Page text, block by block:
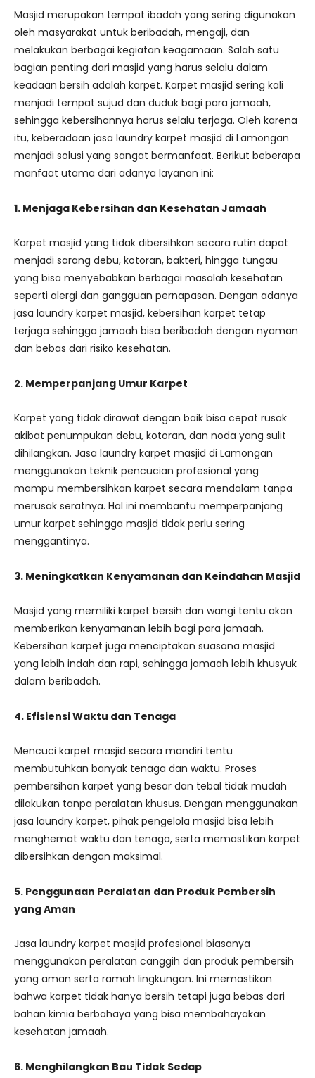
Masjid merupakan tempat ibadah yang sering digunakan
oleh masyarakat untuk beribadah, mengaji, dan
melakukan berbagai kegiatan keagamaan. Salah satu
bagian penting dari masjid yang harus selalu dalam
keadaan bersih adalah karpet. Karpet masjid sering kali
menjadi tempat sujud dan duduk bagi para jamaah,
sehingga kebersihannya harus selalu terjaga. Oleh karena
itu, keberadaan jasa laundry karpet masjid di Lamongan
menjadi solusi yang sangat bermanfaat. Berikut beberapa
manfaat utama dari adanya layanan ini:
1. Menjaga Kebersihan dan Kesehatan Jamaah
Karpet masjid yang tidak dibersihkan secara rutin dapat
menjadi sarang debu, kotoran, bakteri, hingga tungau
yang bisa menyebabkan berbagai masalah kesehatan
seperti alergi dan gangguan pernapasan. Dengan adanya
jasa laundry karpet masjid, kebersihan karpet tetap
terjaga sehingga jamaah bisa beribadah dengan nyaman
dan bebas dari risiko kesehatan.
2. Memperpanjang Umur Karpet
Karpet yang tidak dirawat dengan baik bisa cepat rusak
akibat penumpukan debu, kotoran, dan noda yang sulit
dihilangkan. Jasa laundry karpet masjid di Lamongan
menggunakan teknik pencucian profesional yang
mampu membersihkan karpet secara mendalam tanpa
merusak seratnya. Hal ini membantu memperpanjang
umur karpet sehingga masjid tidak perlu sering
menggantinya.
3. Meningkatkan Kenyamanan dan Keindahan Masjid
Masjid yang memiliki karpet bersih dan wangi tentu akan
memberikan kenyamanan lebih bagi para jamaah.
Kebersihan karpet juga menciptakan suasana masjid
yang lebih indah dan rapi, sehingga jamaah lebih khusyuk
dalam beribadah.
4. Efisiensi Waktu dan Tenaga
Mencuci karpet masjid secara mandiri tentu
membutuhkan banyak tenaga dan waktu. Proses
pembersihan karpet yang besar dan tebal tidak mudah
dilakukan tanpa peralatan khusus. Dengan menggunakan
jasa laundry karpet, pihak pengelola masjid bisa lebih
menghemat waktu dan tenaga, serta memastikan karpet
dibersihkan dengan maksimal.
5. Penggunaan Peralatan dan Produk Pembersih
yang Aman
Jasa laundry karpet masjid profesional biasanya
menggunakan peralatan canggih dan produk pembersih
yang aman serta ramah lingkungan. Ini memastikan
bahwa karpet tidak hanya bersih tetapi juga bebas dari
bahan kimia berbahaya yang bisa membahayakan
kesehatan jamaah.
6. Menghilangkan Bau Tidak Sedap